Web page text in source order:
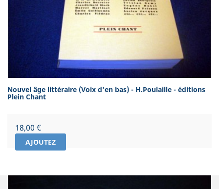
Nouvel âge littéraire (Voix d'en bas) - H.Poulaille - éditions
Plein Chant
Prix
18,00 €
AJOUTEZ